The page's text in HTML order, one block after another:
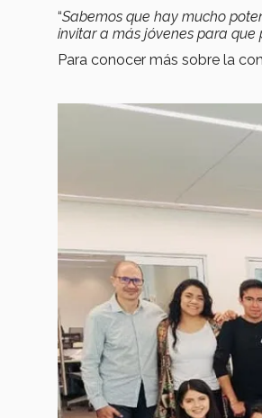
“Sabemos que hay mucho
invitar a más jóvenes para que
Para conocer más sobre la